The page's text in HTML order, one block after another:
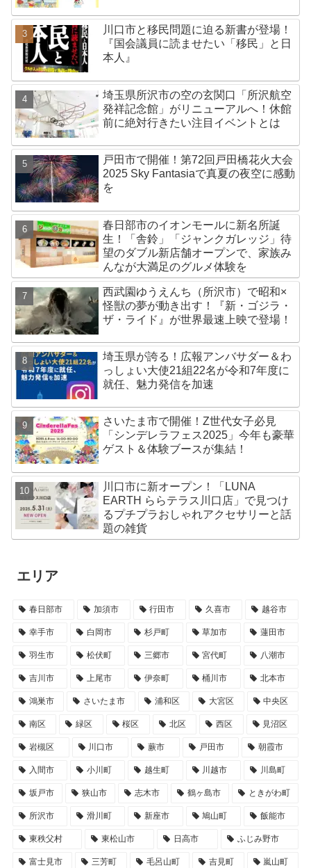
川口市と移民問題に迫る新書が登場！
『国会議員に読ませたい「移民」と日
本人』
埼玉県所沢市の空の玄関口「所沢航空
発祥記念館」がリニューアルへ！休館
前に絶対行きたい注目イベントとは
戸田市で開催！第72回戸田橋花火大会
2025 Sky Fantasiaで真夏の夜空に感動
を
春日部市のイオンモールに新名所誕
生！「舎鈴」「ジャンクガレッジ」待
望のダブル新店舗オープンで、家族み
んなが大満足のグルメ体験を
西武園ゆうえんち（所沢市）で昭和×
怪獣の夢が動き出す！『新・ゴジラ・
ザ・ライド』が世界最速上映で登場！
埼玉県が誇る！広報アンバサダー＆わ
っしょい大使21組22名が令和7年度に
就任、魅力発信を加速
さいたま市で開催！Z世代女子必見
「シンデレラフェス2025」今年も豪華
ゲスト＆体験ブースが集結！
川口市に新オープン！「LUNA
EARTH ららテラス川口店」で見つけ
るプチプラおしゃれアクセサリーと話
題の雑貨
エリア
春日部市 加須市 行田市 久喜市 越谷市
幸手市 白岡市 杉戸町 草加市 蓮田市
羽生市 松伏町 三郷市 宮代町 八潮市
吉川市 上尾市 伊奈町 桶川市 北本市
鴻巣市 さいたま市 浦和区 大宮区 中央区
南区 緑区 桜区 北区 西区 見沼区
岩槻区 川口市 蕨市 戸田市 朝霞市
入間市 小川町 越生町 川越市 川島町
坂戸市 狭山市 志木市 鶴ヶ島市 ときがわ町
所沢市 滑川町 新座市 鳩山町 飯能市
東秩父村 東松山市 日高市 ふじみ野市
富士見市 三芳町 毛呂山町 吉見町 嵐山町